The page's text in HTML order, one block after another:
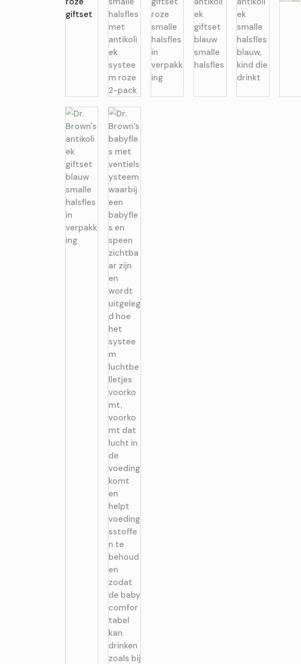
Welke fopspeenmaat past bij de leeftijd van mijn baby?
Wanneer is het verstandig om een fopspeen te vervangen?
Hoe helpen bijtringen bij ongemak van doorkomende tandjes?